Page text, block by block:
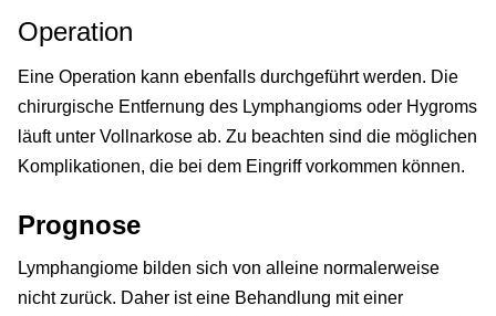
Operation
Eine Operation kann ebenfalls durchgeführt werden. Die
chirurgische Entfernung des Lymphangioms oder Hygroms
läuft unter Vollnarkose ab. Zu beachten sind die möglichen
Komplikationen, die bei dem Eingriff vorkommen können.
Prognose
Lymphangiome bilden sich von alleine normalerweise
nicht zurück. Daher ist eine Behandlung mit einer